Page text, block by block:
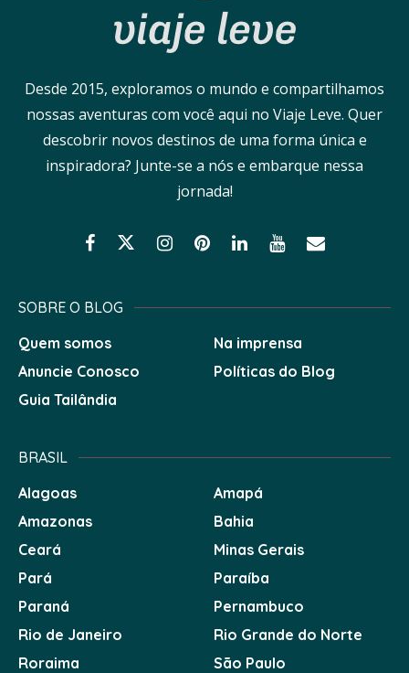
Desde 2015, exploramos o mundo e compartilhamos
nossas aventuras com você aqui no Viaje Leve. Quer
descobrir novos destinos de uma forma única e
inspiradora? Junte-se a nós e embarque nessa
jornada!
SOBRE O BLOG
Quem somos
Na imprensa
Anuncie Conosco
Políticas do Blog
Guia Tailândia
BRASIL
Alagoas
Amapá
Amazonas
Bahia
Ceará
Minas Gerais
Pará
Paraíba
Paraná
Pernambuco
Rio de Janeiro
Rio Grande do Norte
Roraima
São Paulo